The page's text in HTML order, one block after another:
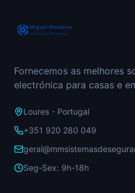
Fornecemos as melhores
electrónica para casas e
Loures - Portugal
+351 920 280 049
Seg-Sex: 9h-18h